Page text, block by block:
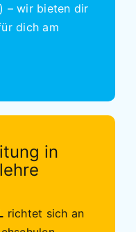
– wir bieten dir
dich am
in
richtet sich an